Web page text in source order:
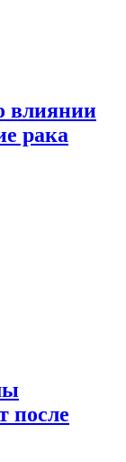
влиянии
рака
после